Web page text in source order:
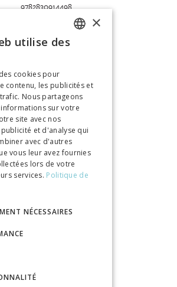
9782830914498
416
Lumières
14.8 x 22.5
Monographie
ITALIAN
×
utilise des
cookies pour
contenu, les publicités et
Nous partageons
sur votre
site avec nos
et d'analyse qui
avec d'autres
vous leur avez fournies
lors de votre
services. Politique de
NÉCESSAIRES